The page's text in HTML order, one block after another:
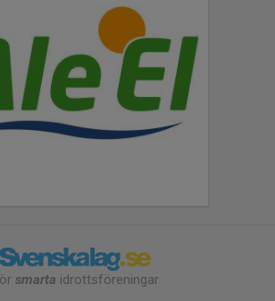
smarta idrottsföreningar